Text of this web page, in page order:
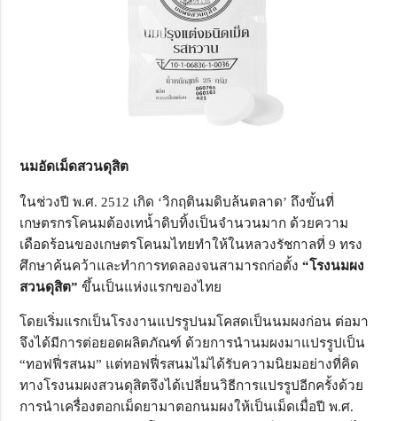
นมอัดเม็ดสวนดุสิต
ในช่วงปี พ.ศ. 2512 เกิด ‘วิกฤตินมดิบล้นตลาด’ ถึงขั้นที่
เกษตรกรโคนมต้องเทน้ำดิบทิ้งเป็นจำนวนมาก ด้วยความ
เดือดร้อนของเกษตรโคนมไทยทำให้ในหลวงรัชกาลที่ 9 ทรง
ศึกษาค้นคว้าและทำการทดลองจนสามารถก่อตั้ง“โรงนมผง
สวนดุสิต” ขึ้นเป็นแห่งแรกของไทย
โดยเริ่มแรกเป็นโรงงานแปรรูปนมโคสดเป็นนมผงก่อน ต่อมา
จึงได้มีการต่อยอดผลิตภัณฑ์ ด้วยการนำนมผงมาแปรรูปเป็น
“ทอฟฟี่รสนม” แต่ทอฟฟี่รสนมไม่ได้รับความนิยมอย่างที่คิด
ทางโรงนมผงสวนดุสิตจึงได้เปลี่ยนวิธีการแปรรูปอีกครั้งด้วย
การนำเครื่องตอกเม็ดยามาตอกนมผงให้เป็นเม็ดเมื่อปี พ.ศ.